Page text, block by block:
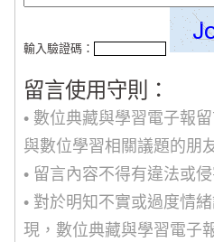
輸入驗證碼：
留言使用守則：
• 數位典藏與學習電子報
與數位學習相關議題的朋
• 留言內容不得有違法或
• 對於明知不實或過度情
現，數位典藏與學習電子